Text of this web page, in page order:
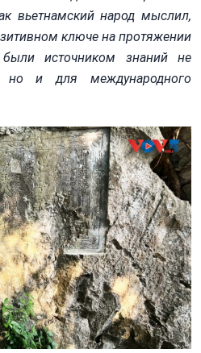
вьетнамский народ мыслил,
ключе на протяжении
источником знаний не
но и для международного